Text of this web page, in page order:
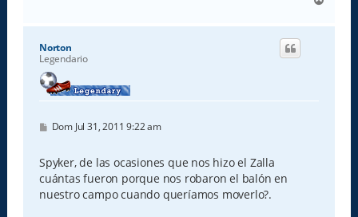
r
Norton
Legendario
M
s
a
j
e
Dom Jul 31, 2011 9:22 am
Spyker, de las ocasiones que nos hizo el Zalla
cuántas fueron porque nos robaron el balón en
nuestro campo cuando queríamos moverlo?.